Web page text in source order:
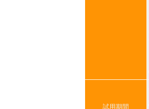
試用期間